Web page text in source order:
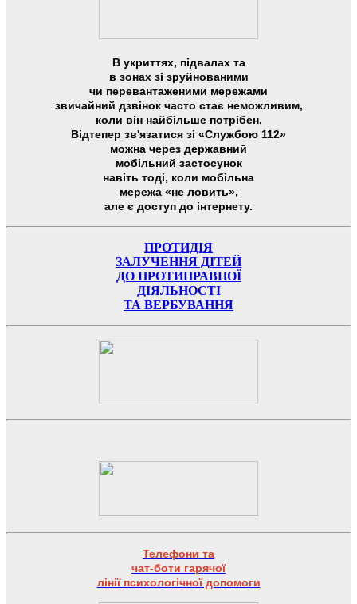
В укриттях, підвалах та
в зонах зі зруйнованими
чи перевантаженими мережами
звичайний дзвінок часто стає неможливим,
коли він найбільше потрібен.
Відтепер зв'язатися зі «Службою 112»
можна через державний
мобільний застосунок
навіть тоді, коли мобільна
мережа «не ловить»,
але є доступ до інтернету.
ПРОТИДІЯ
ЗАЛУЧЕННЯ ДІТЕЙ
ДО ПРОТИПРАВНОЇ
ДІЯЛЬНОСТІ
ТА ВЕРБУВАННЯ
Телефони та
чат-боти гарячої
лінії психологічної допомоги